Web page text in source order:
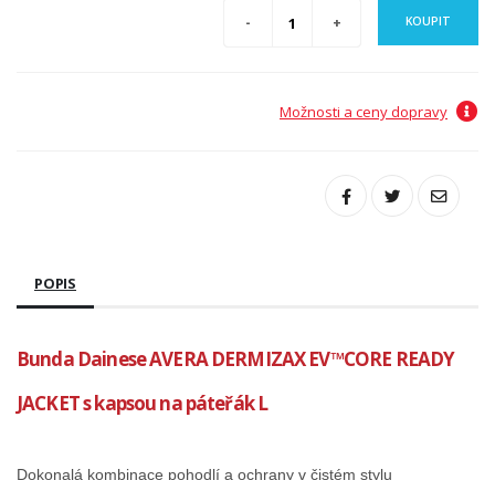
KOUPIT
Možnosti a ceny dopravy
POPIS
Bunda Dainese AVERA DERMIZAX EV™CORE READY
JACKET s kapsou na páteřák L
Dokonalá kombinace pohodlí a ochrany v čistém stylu